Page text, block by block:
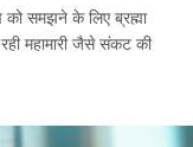
को समझने के लिए ब्रह्मा
महामारी जैसे संकट की